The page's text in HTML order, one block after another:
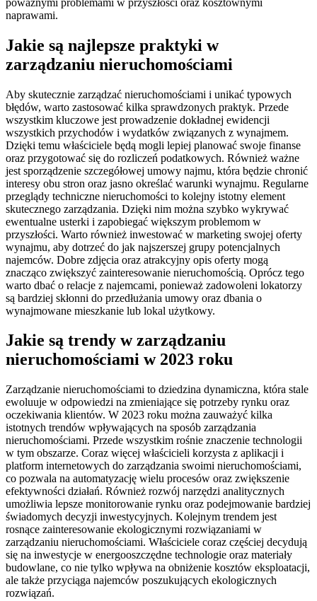
naprawami.
Jakie są najlepsze praktyki w
zarządzaniu nieruchomościami
Aby skutecznie zarządzać nieruchomościami i unikać typowych
błędów, warto zastosować kilka sprawdzonych praktyk. Przede
wszystkim kluczowe jest prowadzenie dokładnej ewidencji
wszystkich przychodów i wydatków związanych z wynajmem.
Dzięki temu właściciele będą mogli lepiej planować swoje finanse
oraz przygotować się do rozliczeń podatkowych. Również ważne
jest sporządzenie szczegółowej umowy najmu, która będzie chronić
interesy obu stron oraz jasno określać warunki wynajmu. Regularne
przeglądy techniczne nieruchomości to kolejny istotny element
skutecznego zarządzania. Dzięki nim można szybko wykrywać
ewentualne usterki i zapobiegać większym problemom w
przyszłości. Warto również inwestować w marketing swojej oferty
wynajmu, aby dotrzeć do jak najszerszej grupy potencjalnych
najemców. Dobre zdjęcia oraz atrakcyjny opis oferty mogą
znacząco zwiększyć zainteresowanie nieruchomością. Oprócz tego
warto dbać o relacje z najemcami, ponieważ zadowoleni lokatorzy
są bardziej skłonni do przedłużania umowy oraz dbania o
wynajmowane mieszkanie lub lokal użytkowy.
Jakie są trendy w zarządzaniu
nieruchomościami w 2023 roku
Zarządzanie nieruchomościami to dziedzina dynamiczna, która stale
ewoluuje w odpowiedzi na zmieniające się potrzeby rynku oraz
oczekiwania klientów. W 2023 roku można zauważyć kilka
istotnych trendów wpływających na sposób zarządzania
nieruchomościami. Przede wszystkim rośnie znaczenie technologii
w tym obszarze. Coraz więcej właścicieli korzysta z aplikacji i
platform internetowych do zarządzania swoimi nieruchomościami,
co pozwala na automatyzację wielu procesów oraz zwiększenie
efektywności działań. Również rozwój narzędzi analitycznych
umożliwia lepsze monitorowanie rynku oraz podejmowanie bardziej
świadomych decyzji inwestycyjnych. Kolejnym trendem jest
rosnące zainteresowanie ekologicznymi rozwiązaniami w
zarządzaniu nieruchomościami. Właściciele coraz częściej decydują
się na inwestycje w energooszczędne technologie oraz materiały
budowlane, co nie tylko wpływa na obniżenie kosztów eksploatacji,
ale także przyciąga najemców poszukujących ekologicznych
rozwiązań.